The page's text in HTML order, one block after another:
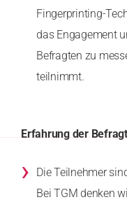
Fingerprinting-
das Engagement
Befragten zu
teilnimmt.
Erfahrung der
›
Die Teilnehmer
Bei TGM denken